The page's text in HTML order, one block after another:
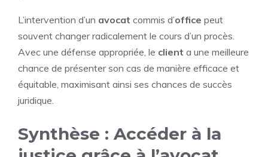
L’intervention d’un avocat commis d’office peut
souvent changer radicalement le cours d’un procès.
Avec une défense appropriée, le client a une meilleure
chance de présenter son cas de manière efficace et
équitable, maximisant ainsi ses chances de succès
juridique.
Synthèse : Accéder à la